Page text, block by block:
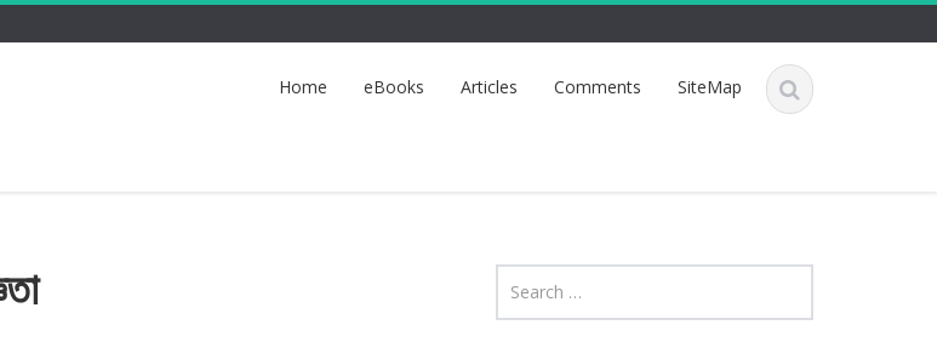
Home eBooks Articles Comments SiteMap